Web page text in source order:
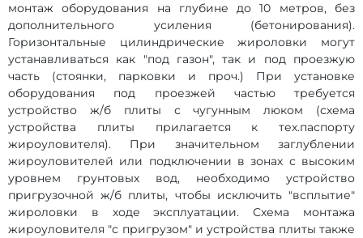
монтаж оборудования на глубине до 10 метров, без
дополнительного усиления (бетонирования).
Горизонтальные цилиндрические жироловки могут
устанавливаться как "под газон", так и под проезжую
часть (стоянки, парковки и проч.) При установке
оборудования под проезжей частью требуется
устройство ж/б плиты с чугунным люком (схема
устройства плиты прилагается к тех.паспорту
жироуловителя). При значительном заглублении
жироуловителей или подключении в зонах с высоким
уровнем грунтовых вод, необходимо устройство
пригрузочной ж/б плиты, чтобы исключить "всплытие"
жироловки в ходе эксплуатации. Схема монтажа
жироуловителя "с пригрузом" и устройства плиты также